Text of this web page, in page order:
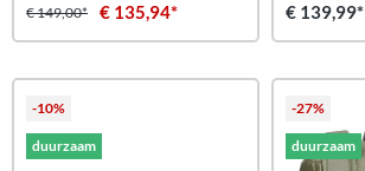
€ 149,00* € 135,94* € 139,99*
-10%
duurzaam
-27%
duurzaam